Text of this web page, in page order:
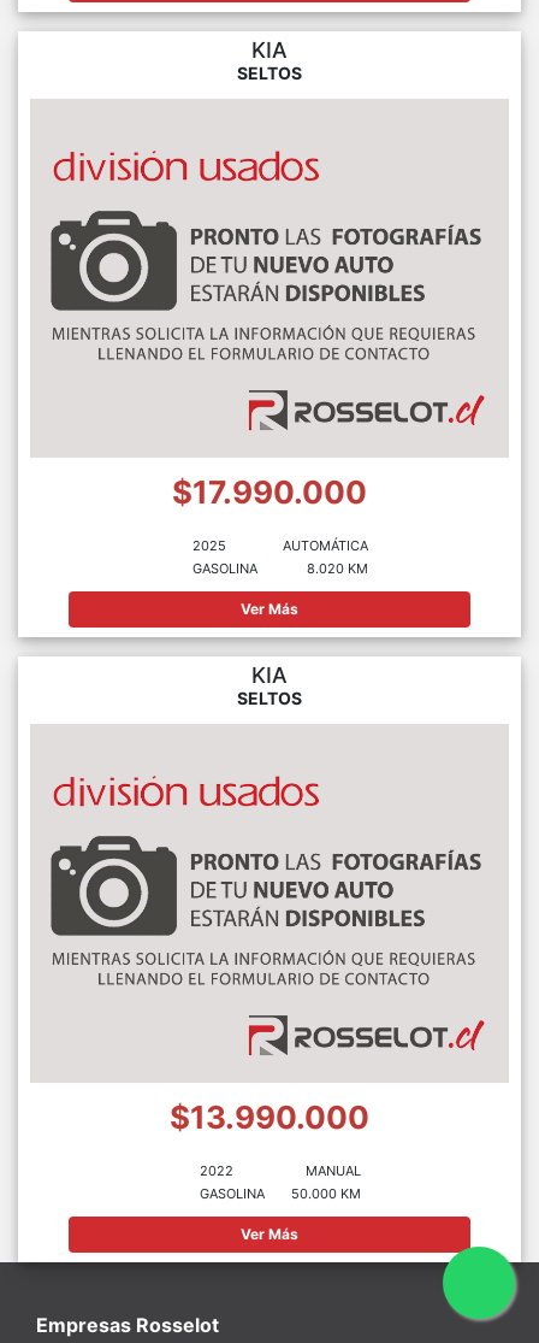
KIA
SELTOS
$17.990.000
2025
GASOLINA
AUTOMÁTICA
8.020 KM
Ver Más
KIA
SELTOS
$13.990.000
2022
GASOLINA
MANUAL
50.000 KM
Ver Más
Empresas Rosselot